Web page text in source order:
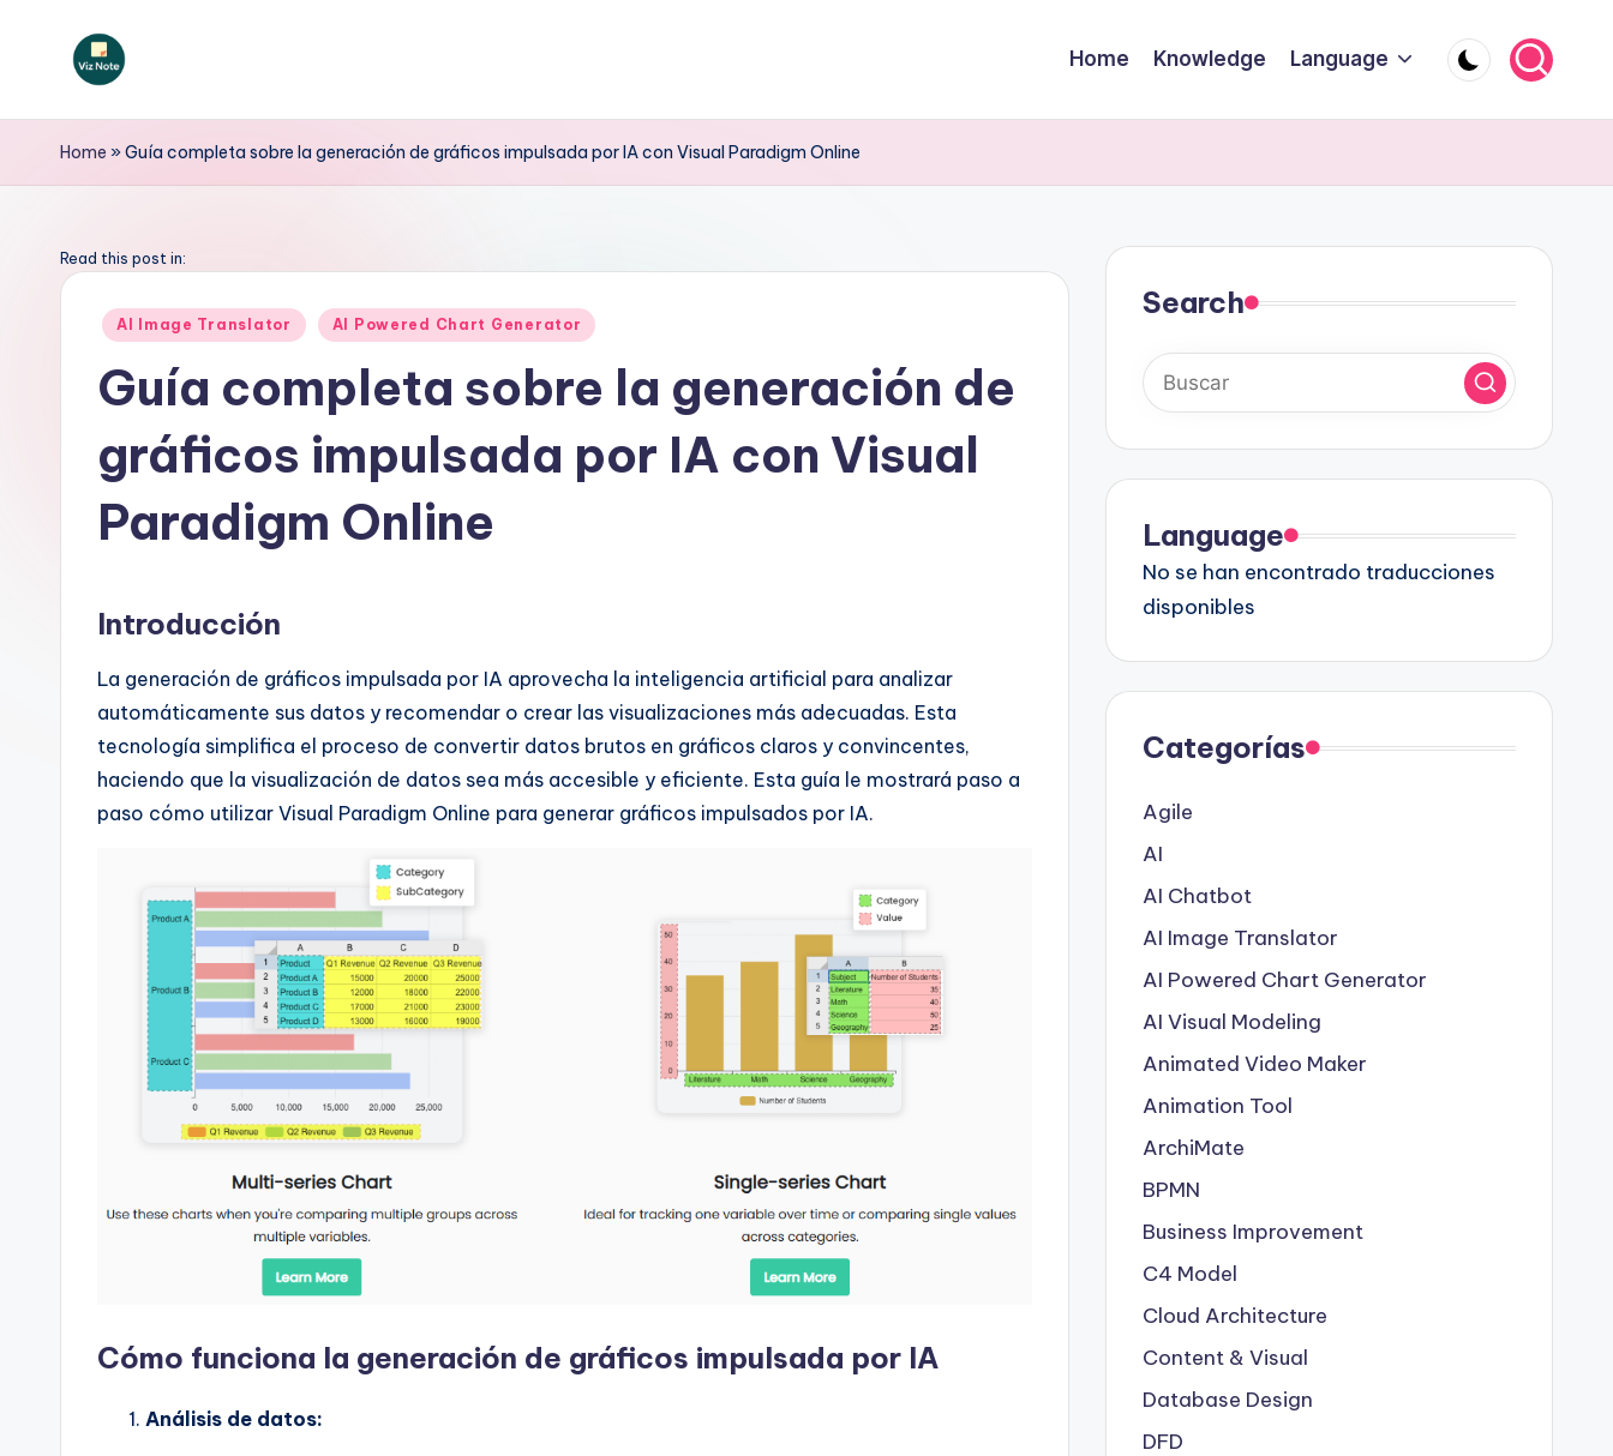
V
iz
o
is
A
ft
Home Knowledge Language
Home »Guía completa sobre la generación de gráficos impulsada por IA con Visual Paradigm Online
Read this post in:
Publicado
AI Image Translator AI Powered Chart Generator
Guía completa sobre la generación de
gráficos impulsada por IA con Visual
Paradigm Online
Introducción
La generación de gráficos impulsada por IA aprovecha la inteligencia artificial para analizar
automáticamente sus datos y recomendar o crear las visualizaciones más adecuadas. Esta
tecnología simplifica el proceso de convertir datos brutos en gráficos claros y convincentes,
haciendo que la visualización de datos sea más accesible y eficiente. Esta guía le mostrará paso a
paso cómo utilizar Visual Paradigm Online para generar gráficos impulsados por IA.
Cómo funciona la generación de gráficos impulsada por IA
Análisis de datos:
Search
Language
No se han encontrado traducciones
disponibles
Categorías
Agile
AI
AI Chatbot
AI Image Translator
AI Powered Chart Generator
AI Visual Modeling
Animated Video Maker
Animation Tool
ArchiMate
BPMN
Business Improvement
C4 Model
Cloud Architecture
Content & Visual
Database Design
DFD